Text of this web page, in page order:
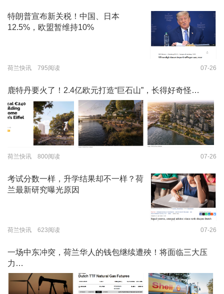
特朗普宣布新关税！中国、日本
12.5%，欧盟暂维持10%
荷兰快讯 795阅读 07-26
鹿特丹要火了！2.4亿欧元打造“巨石山”，长得好奇怪…
荷兰快讯 800阅读 07-26
考试分数一样，升学结果却不一样？荷
兰最新研究曝光原因
荷兰快讯 623阅读 07-26
一场中东冲突，荷兰华人的钱包继续遭殃！将面临三大压
力…